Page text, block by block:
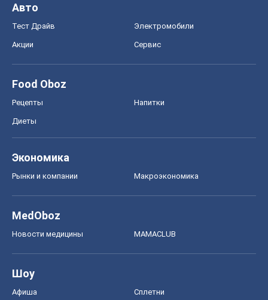
Авто
Тест Драйв Электромобили
Акции Сервис
Food Oboz
Рецепты Напитки
Диеты
Экономика
Рынки и компании Mакроэкономика
MedOboz
Новости медицины MAMACLUB
Шоу
Афиша Сплетни